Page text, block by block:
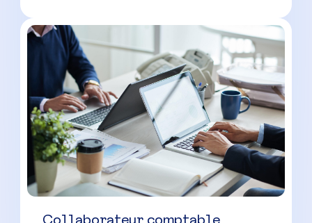
Collaborateur comptable H/F
Peymeinade(
CDI 30000 à 40000 € par an